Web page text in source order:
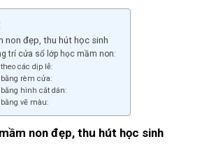
non đẹp, thu hút học sinh
trí cửa sổ lớp học mầm non:
các dịp lễ:
rèm cửa:
hình cắt dán:
vẽ màu:
non đẹp, thu hút học sinh